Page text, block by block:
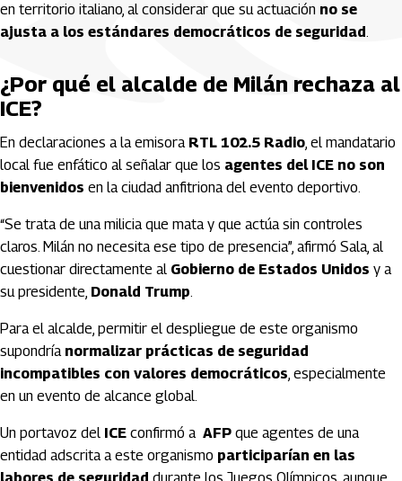
en territorio italiano, al considerar que su actuación no se
ajusta a los estándares democráticos de seguridad.
¿Por qué el alcalde de Milán rechaza al
ICE?
En declaraciones a la emisora RTL 102.5 Radio, el mandatario
local fue enfático al señalar que los agentes del ICE no son
bienvenidos en la ciudad anfitriona del evento deportivo.
“Se trata de una milicia que mata y que actúa sin controles
claros. Milán no necesita ese tipo de presencia”, afirmó Sala, al
cuestionar directamente al Gobierno de Estados Unidos y a
su presidente, Donald Trump.
Para el alcalde, permitir el despliegue de este organismo
supondría normalizar prácticas de seguridad
incompatibles con valores democráticos, especialmente
en un evento de alcance global.
Un portavoz del ICE confirmó a AFP que agentes de una
entidad adscrita a este organismo participarían en las